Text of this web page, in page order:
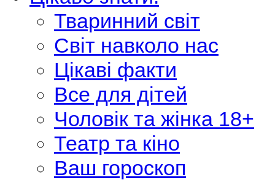
Тваринний світ
Світ навколо нас
Цікаві факти
Все для дітей
Чоловік та жінка 18+
Театр та кіно
Ваш гороскоп